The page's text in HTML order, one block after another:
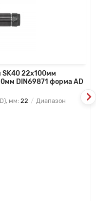
SK40 22x100мм
DIN69871 форма AD
мм:22
Диапазон